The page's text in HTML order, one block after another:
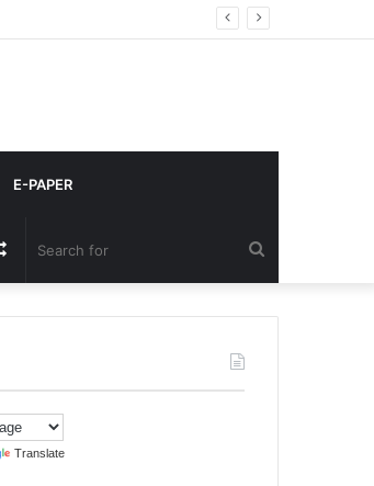
E-PAPER
for
Random
Article
Translate